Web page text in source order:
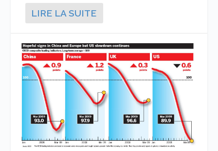
LIRE LA SUITE